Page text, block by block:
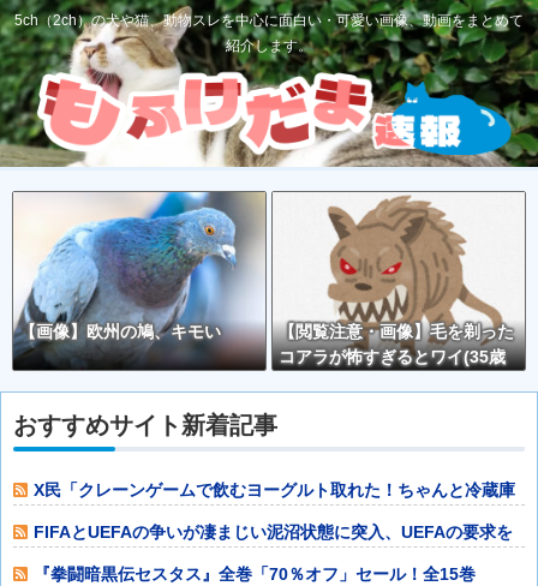
5ch（2ch）の犬や猫、動物スレを中心に面白い・可愛い画像、動画をまとめて
紹介します。
【画像】欧州の鳩、キモい
【閲覧注意・画像】毛を剃った
コアラが怖すぎるとワイ(35歳
おすすめサイト新着記事
X民「クレーンゲームで飲むヨーグルト取れた！ちゃんと冷蔵庫
FIFAとUEFAの争いが凄まじい泥沼状態に突入、UEFAの要求を
呑んだ
『拳闘暗黒伝セスタス』全巻「70％オフ」セール！全15巻